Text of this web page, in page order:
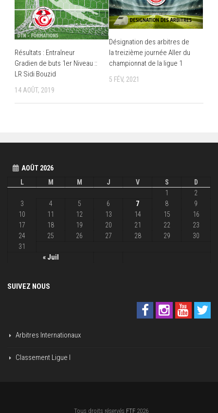
Résultats : Entraîneur
Gradien de buts 1er Niveau ::
LR Sidi Bouzid
14 AOÛT, 2019
Désignation des arbitres de
la treizième journée Aller du
championnat de la ligue 1
5 FÉV, 2021
AOÛT 2026
L
M M J V S D
« Juil
1
2
3
4 5 6 7 8
9
10
11 12 13 14 15
16
17
18 19 20 21 22
23
24
25 26 27 28 29
30
31
SUIVEZ NOUS
Arbitres Internationaux
Classement Ligue I
Tous droits réservés FTF 2026